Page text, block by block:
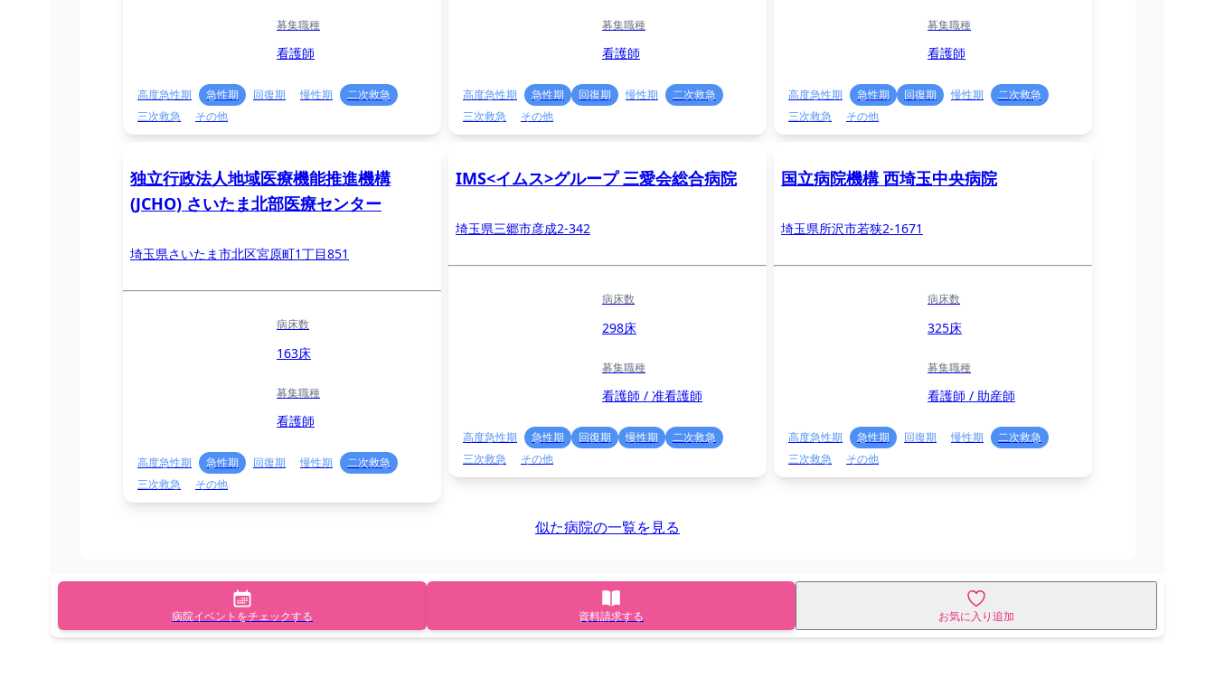
募集職種
看護師
高度急性期 急性期 回復期 慢性期
二次救急
三次救急
その他
募集職種
看護師
高度急性期 急性期 回復期 慢性期
二次救急
三次救急
その他
募集職種
看護師
高度急性期 急性期 回復期 慢性期
二次救急
三次救急
その他
独立行政法人地域医療機能推進機構
(JCHO) さいたま北部医療センター
埼玉県さいたま市北区宮原町1丁目851
病床数
163床
募集職種
看護師
高度急性期 急性期 回復期 慢性期
二次救急
三次救急
その他
IMS<イムス>グループ 三愛会総合病院
埼玉県三郷市彦成2-342
病床数
298床
募集職種
看護師 / 准看護師
高度急性期 急性期 回復期 慢性期
二次救急
三次救急
その他
国立病院機構 西埼玉中央病院
埼玉県所沢市若狭2-1671
病床数
325床
募集職種
看護師 / 助産師
高度急性期 急性期 回復期 慢性期
二次救急
三次救急
その他
似た病院の一覧を見る
病院イベントをチェックする 資料請求する お気に入り追加